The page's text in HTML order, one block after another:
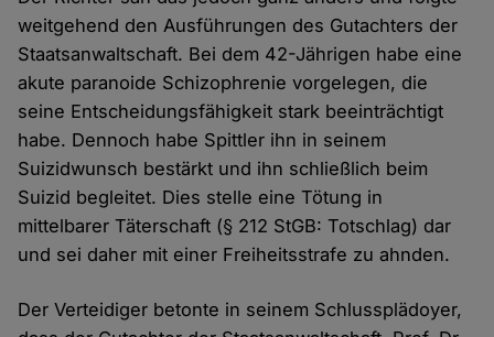
weitgehend den Ausführungen des Gutachters der
Staatsanwaltschaft. Bei dem 42-Jährigen habe eine
akute paranoide Schizophrenie vorgelegen, die
seine Entscheidungsfähigkeit stark beeinträchtigt
habe. Dennoch habe Spittler ihn in seinem
Suizidwunsch bestärkt und ihn schließlich beim
Suizid begleitet. Dies stelle eine Tötung in
mittelbarer Täterschaft (§ 212 StGB: Totschlag) dar
und sei daher mit einer Freiheitsstrafe zu ahnden.
Der Verteidiger betonte in seinem Schlussplädoyer,